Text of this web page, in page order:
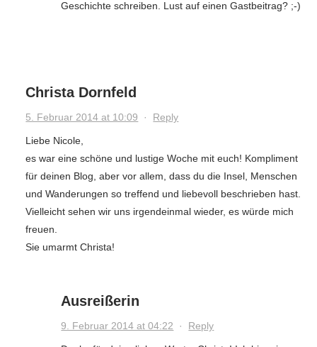
Geschichte schreiben. Lust auf einen Gastbeitrag? ;-)
Christa Dornfeld
5. Februar 2014 at 10:09 · Reply
Liebe Nicole,
es war eine schöne und lustige Woche mit euch! Kompliment
für deinen Blog, aber vor allem, dass du die Insel, Menschen
und Wanderungen so treffend und liebevoll beschrieben hast.
Vielleicht sehen wir uns irgendeinmal wieder, es würde mich
freuen.
Sie umarmt Christa!
Ausreißerin
9. Februar 2014 at 04:22 · Reply